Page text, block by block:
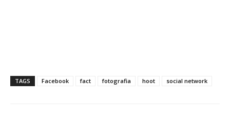
TAGS Facebook fact fotografia hoot social network